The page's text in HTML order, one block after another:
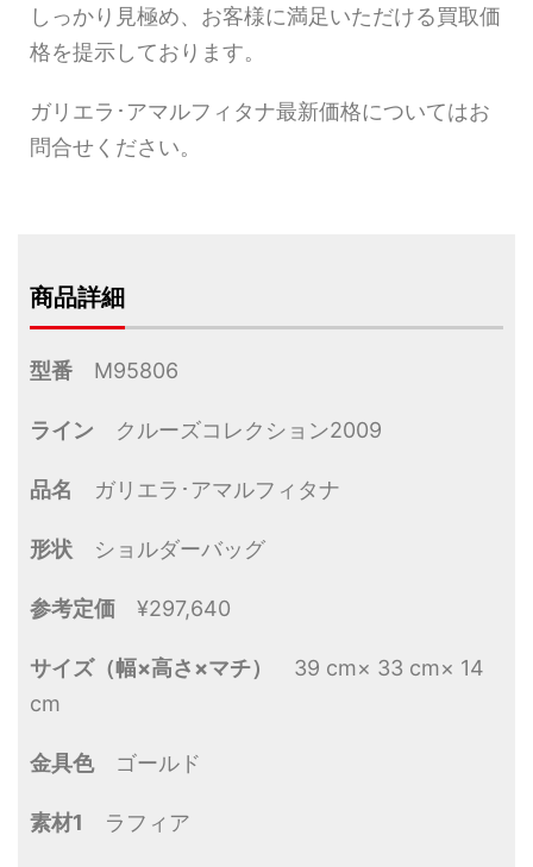
しっかり見極め、お客様に満足いただける買取価
格を提示しております。
ガリエラ･アマルフィタナ最新価格についてはお
問合せください。
商品詳細
型番 M95806
ライン クルーズコレクション2009
品名 ガリエラ･アマルフィタナ
形状 ショルダーバッグ
参考定価 ¥297,640
サイズ（幅×高さ×マチ）
39 cm× 33 cm× 14
cm
金具色ゴールド
素材1 ラフィア